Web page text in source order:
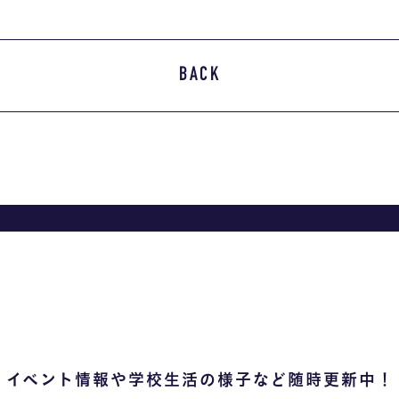
BACK
イベント情報や学校生活の様子など随時更新中！